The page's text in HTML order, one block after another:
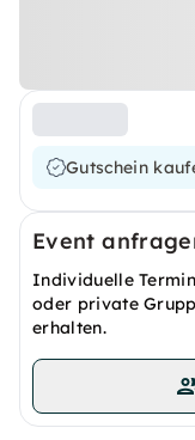
Gutschein
Event
Individuelle
oder private
erhalten.